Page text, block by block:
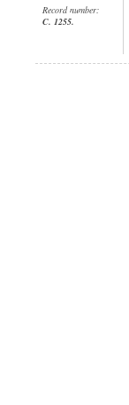
Record number:
C. 1255.